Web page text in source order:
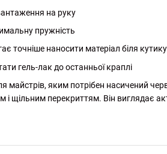
на руку
пружність
точніше наносити матеріал біля
гель-лак до останньої краплі
майстрів, яким потрібен насичений
щільним перекриттям. Він виглядає